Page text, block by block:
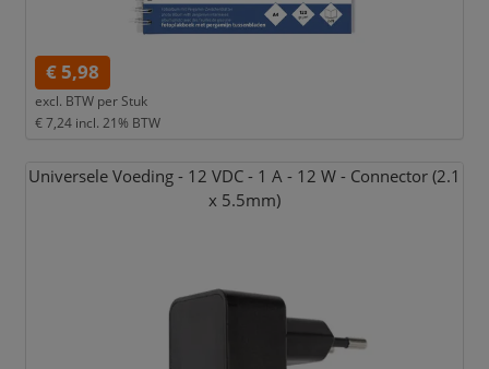
€ 5,98
excl. BTW per Stuk
€ 7,24 incl. 21% BTW
Universele Voeding - 12 VDC - 1 A - 12 W - Connector (2.1
x 5.5mm)